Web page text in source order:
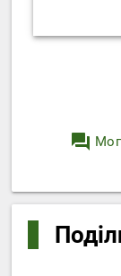
question_answer